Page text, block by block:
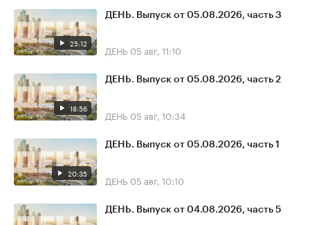
25:12
ДЕНЬ. Выпуск от 05.08.2026, часть 3
ДЕНЬ 05 авг, 11:10
18:56
ДЕНЬ. Выпуск от 05.08.2026, часть 2
ДЕНЬ 05 авг, 10:34
20:35
ДЕНЬ. Выпуск от 05.08.2026, часть 1
ДЕНЬ 05 авг, 10:10
ДЕНЬ. Выпуск от 04.08.2026, часть 5